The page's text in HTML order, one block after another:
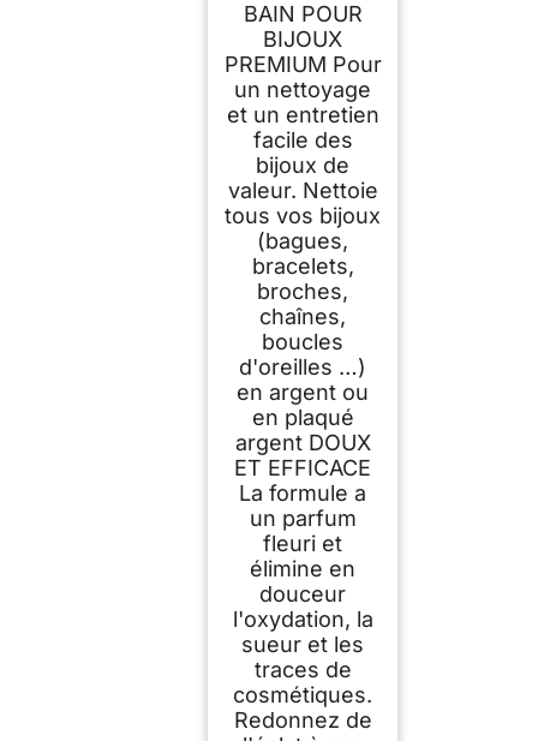
Argent 170ml
BAIN POUR
BIJOUX
PREMIUM Pour
un nettoyage
et un entretien
facile des
bijoux de
valeur. Nettoie
tous vos bijoux
(bagues,
bracelets,
broches,
chaînes,
boucles
d'oreilles …)
en argent ou
en plaqué
argent DOUX
ET EFFICACE
La formule a
un parfum
fleuri et
élimine en
douceur
l'oxydation, la
sueur et les
traces de
cosmétiques.
Redonnez de